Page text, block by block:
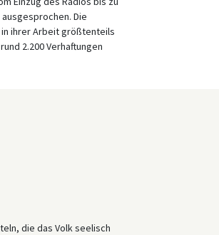
Die
ihrer Arbeit größtenteils
2.200 Verhaftungen
die das Volk seelisch